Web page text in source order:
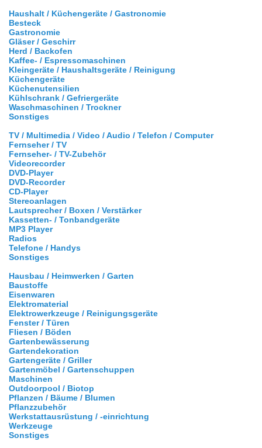
Haushalt / Küchengeräte / Gastronomie
Besteck
Gastronomie
Gläser / Geschirr
Herd / Backofen
Kaffee- / Espressomaschinen
Kleingeräte / Haushaltsgeräte / Reinigung
Küchengeräte
Küchenutensilien
Kühlschrank / Gefriergeräte
Waschmaschinen / Trockner
Sonstiges
TV / Multimedia / Video / Audio / Telefon / Computer
Fernseher / TV
Fernseher- / TV-Zubehör
Videorecorder
DVD-Player
DVD-Recorder
CD-Player
Stereoanlagen
Lautsprecher / Boxen / Verstärker
Kassetten- / Tonbandgeräte
MP3 Player
Radios
Telefone / Handys
Sonstiges
Hausbau / Heimwerken / Garten
Baustoffe
Eisenwaren
Elektromaterial
Elektrowerkzeuge / Reinigungsgeräte
Fenster / Türen
Fliesen / Böden
Gartenbewässerung
Gartendekoration
Gartengeräte / Griller
Gartenmöbel / Gartenschuppen
Maschinen
Outdoorpool / Biotop
Pflanzen / Bäume / Blumen
Pflanzzubehör
Werkstattausrüstung / -einrichtung
Werkzeuge
Sonstiges